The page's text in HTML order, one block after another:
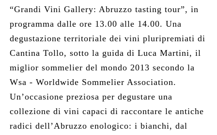
“Grandi Vini Gallery: Abruzzo tasting tour”, in
programma dalle ore 13.00 alle 14.00. Una
degustazione territoriale dei vini pluripremiati di
Cantina Tollo, sotto la guida di Luca Martini, il
miglior sommelier del mondo 2013 secondo la
Wsa - Worldwide Sommelier Association.
Un’occasione preziosa per degustare una
collezione di vini capaci di raccontare le antiche
radici dell’Abruzzo enologico: i bianchi, dal